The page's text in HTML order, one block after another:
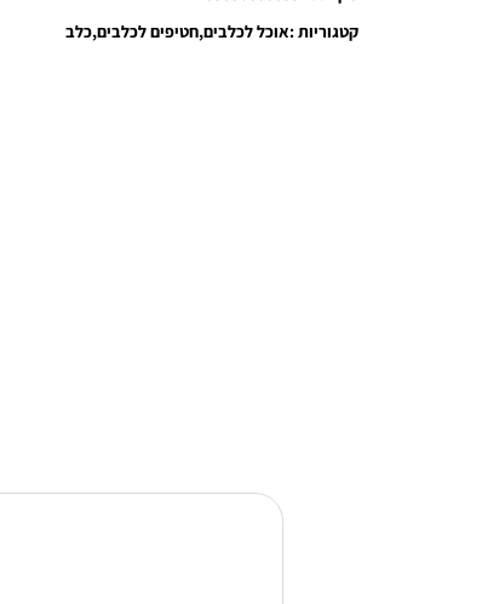
קטגוריות :אוכל לכלבים חטיפים לכלבים כלב